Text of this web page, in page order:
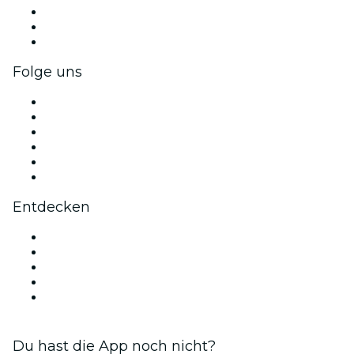
Folge uns
Entdecken
Du hast die App noch nicht?